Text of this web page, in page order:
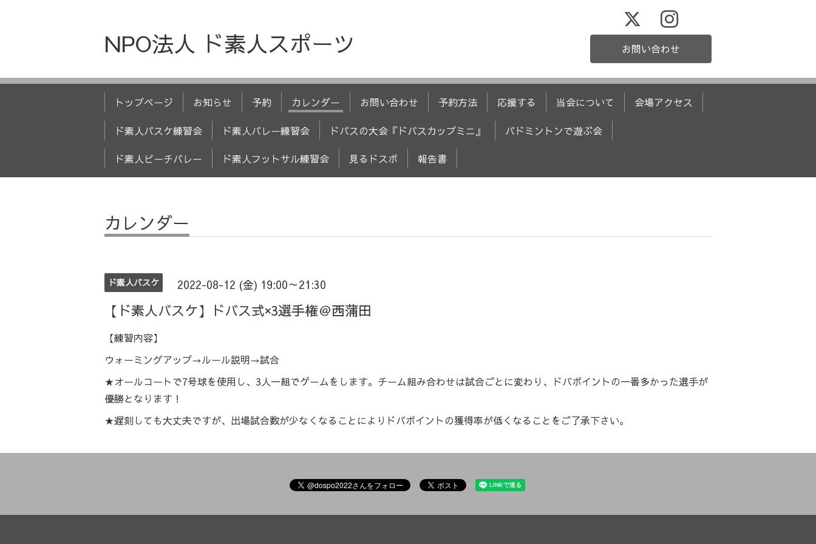
NPO法人 ド素人スポーツ お問い合わせ
トップページ お知らせ 予約 カレンダー お問い合わせ 予約方法 応援する 当会について 会場アクセス
ド素人バスケ練習会 ド素人バレー練習会 ドバスの大会『ドバスカップミニ』 バドミントンで遊ぶ会
ド素人ビーチバレー ド素人フットサル練習会 見るドスポ 報告書
カレンダー
ド素人バスケ 2022-08-12 (金) 19:00～21:30
【ド素人バスケ】ドバス式×3選手権＠西蒲田
【練習内容】
ウォーミングアップ→ルール説明→試合
★オールコートで7号球を使用し、3人一組でゲームをします。チーム組み合わせは試合ごとに変わり、ドバポイントの一番多かった選手が
優勝となります！
★遅刻しても大丈夫ですが、出場試合数が少なくなることによりドバポイントの獲得率が低くなることをご了承下さい。